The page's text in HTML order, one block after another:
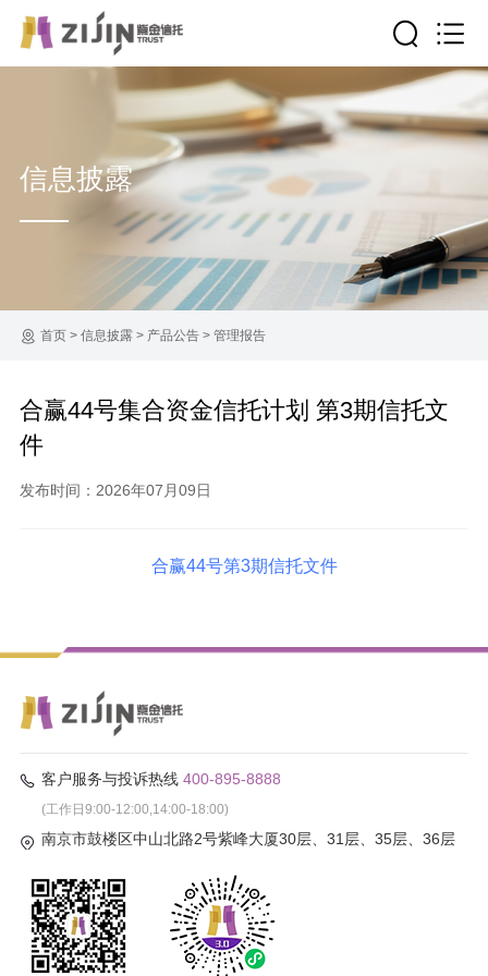
信息披露
首页 > 信息披露 > 产品公告 > 管理报告
合赢44号集合资金信托计划 第3期信托文
件
发布时间：2026年07月09日
合赢44号第3期信托文件
客户服务与投诉热线 400-895-8888
(工作日9:00-12:00,14:00-18:00)
南京市鼓楼区中山北路2号紫峰大厦30层、31层、35层、36层